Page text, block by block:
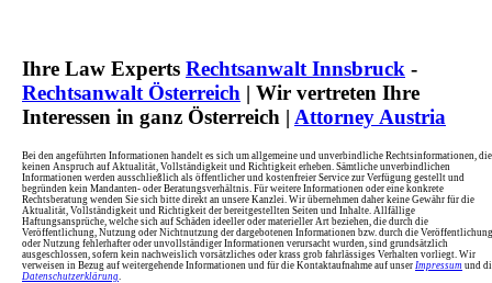
Ihre Law Experts Rechtsanwalt Innsbruck -
Rechtsanwalt Österreich | Wir vertreten Ihre
Interessen in ganz Österreich | Attorney Austria
Bei den angeführten Informationen handelt es sich um allgemeine und unverbindliche Rechtsinformationen, die
keinen Anspruch auf Aktualität, Vollständigkeit und Richtigkeit erheben. Sämtliche unverbindlichen
Informationen werden ausschließlich als öffentlicher und kostenfreier Service zur Verfügung gestellt und
begründen kein Mandanten- oder Beratungsverhältnis. Für weitere Informationen oder eine konkrete
Rechtsberatung wenden Sie sich bitte direkt an unsere Kanzlei. Wir übernehmen daher keine Gewähr für die
Aktualität, Vollständigkeit und Richtigkeit der bereitgestellten Seiten und Inhalte. Allfällige
Haftungsansprüche, welche sich auf Schäden ideeller oder materieller Art beziehen, die durch die
Veröffentlichung, Nutzung oder Nichtnutzung der dargebotenen Informationen bzw. durch die Veröffentlichung
oder Nutzung fehlerhafter oder unvollständiger Informationen verursacht wurden, sind grundsätzlich
ausgeschlossen, sofern kein nachweislich vorsätzliches oder krass grob fahrlässiges Verhalten vorliegt. Wir
verweisen in Bezug auf weitergehende Informationen und für die Kontaktaufnahme auf unser Impressum und
Datenschutzerklärung